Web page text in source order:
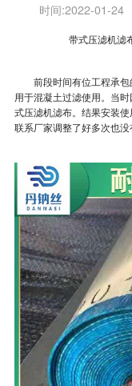
时间:2022-01-24
带式压滤机滤
前段时间有位工程承包
用于混凝土过滤使用。当
式压滤机滤布。结果安装
联系厂家调整了好多次也